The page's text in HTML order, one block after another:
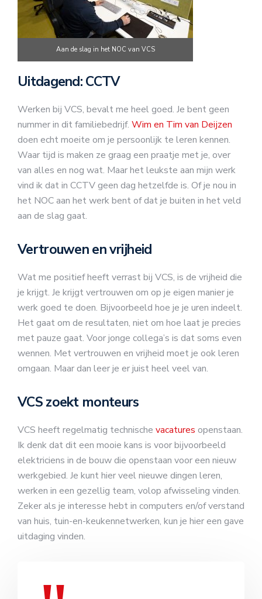
Aan de slag in het NOC van VCS
Uitdagend: CCTV
Werken bij VCS, bevalt me heel goed. Je bent geen
nummer in dit familiebedrijf. Wim en Tim van Deijzen
doen echt moeite om je persoonlijk te leren kennen.
Waar tijd is maken ze graag een praatje met je, over
van alles en nog wat. Maar het leukste aan mijn werk
vind ik dat in CCTV geen dag hetzelfde is. Of je nou in
het NOC aan het werk bent of dat je buiten in het veld
aan de slag gaat.
Vertrouwen en vrijheid
Wat me positief heeft verrast bij VCS, is de vrijheid die
je krijgt. Je krijgt vertrouwen om op je eigen manier je
werk goed te doen. Bijvoorbeeld hoe je je uren indeelt.
Het gaat om de resultaten, niet om hoe laat je precies
met pauze gaat. Voor jonge collega’s is dat soms even
wennen. Met vertrouwen en vrijheid moet je ook leren
omgaan. Maar dan leer je er juist heel veel van.
VCS zoekt monteurs
VCS heeft regelmatig technische vacatures openstaan.
Ik denk dat dit een mooie kans is voor bijvoorbeeld
elektriciens in de bouw die openstaan voor een nieuw
werkgebied. Je kunt hier veel nieuwe dingen leren,
werken in een gezellig team, volop afwisseling vinden.
Zeker als je interesse hebt in computers en/of verstand
van huis, tuin-en-keukennetwerken, kun je hier een gave
uitdaging vinden.